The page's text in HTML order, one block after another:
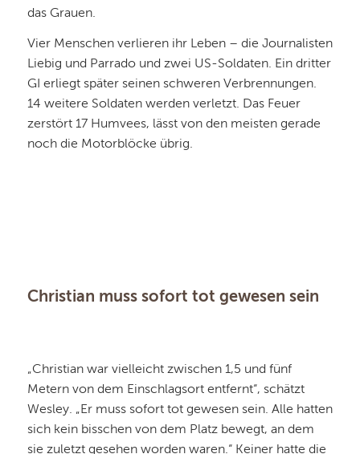
das Grauen.
Vier Menschen verlieren ihr Leben – die Journalisten
Liebig und Parrado und zwei US-Soldaten. Ein dritter
GI erliegt später seinen schweren Verbrennungen.
14 weitere Soldaten werden verletzt. Das Feuer
zerstört 17 Humvees, lässt von den meisten gerade
noch die Motorblöcke übrig.
Christian muss sofort tot gewesen sein
„Christian war vielleicht zwischen 1,5 und fünf
Metern von dem Einschlagsort entfernt“, schätzt
Wesley. „Er muss sofort tot gewesen sein. Alle hatten
sich kein bisschen von dem Platz bewegt, an dem
sie zuletzt gesehen worden waren.“ Keiner hatte die